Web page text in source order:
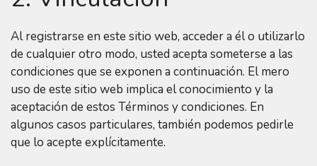
Al registrarse en este sitio web, acceder a él o utilizarlo
de cualquier otro modo, usted acepta someterse a las
condiciones que se exponen a continuación. El mero
uso de este sitio web implica el conocimiento y la
aceptación de estos Términos y condiciones. En
algunos casos particulares, también podemos pedirle
que lo acepte explícitamente.